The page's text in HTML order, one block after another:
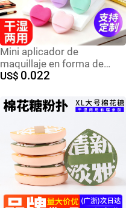
Mini aplicador de
maquillaje en forma de
corazón, sin látex,
retoque de maquillaje, no
absorbente, desechable,
transfronterizo.
US$ 0.022